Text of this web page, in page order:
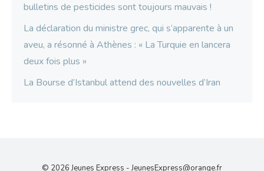
bulletins de pesticides sont toujours mauvais !
La déclaration du ministre grec, qui s’apparente à un
aveu, a résonné à Athènes : « La Turquie en lancera
deux fois plus »
La Bourse d’Istanbul attend des nouvelles d’Iran
© 2026 Jeunes Express -JeunesExpress@orange.fr